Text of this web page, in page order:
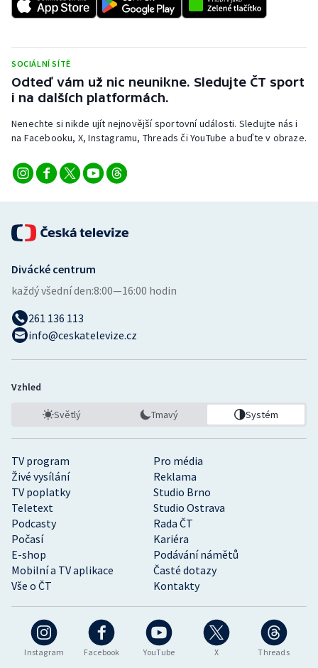
Sportovní střelba
Triatlon
Vodní slalom
Volejbal
SOCIÁLNÍ SÍTĚ
Odteď vám už nic neunikne. Sledujte ČT sport
i na dalších platformách.
Nenechte si nikde ujít nejnovější sportovní události. Sledujte nás i
na Facebooku, X, Instagramu, Threads či YouTube a buďte v obraze.
Instagram Facebook YouTube X Threads
TV program
Pro média
Živé vysílání
Reklama
TV poplatky
Studio Brno
Teletext
Studio Ostrava
Podcasty
Rada ČT
Počasí
Kariéra
E-shop
Podávání námětů
Mobilní a TV aplikace
Časté dotazy
Vše o ČT
Kontakty
Divácké centrum
každý všední den:8:00—16:00 hodin
261 136 113
info@ceskatelevize.cz
Vzhled
Světlý Tmavý Systém